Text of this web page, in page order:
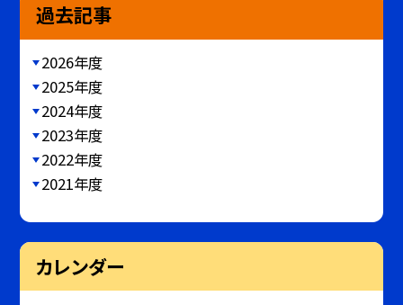
過去記事
2026年度
2025年度
2024年度
2023年度
2022年度
2021年度
カレンダー